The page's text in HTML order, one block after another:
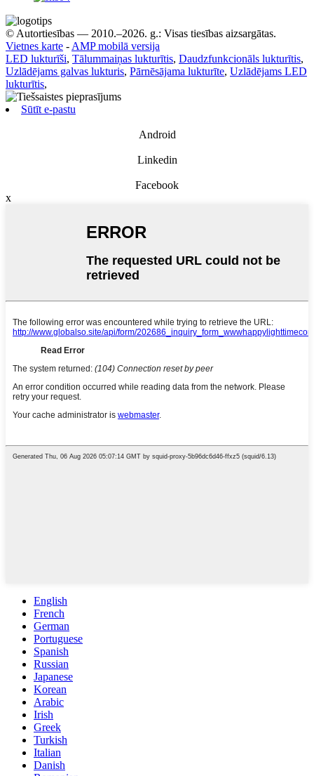
© Autortiesības — 2010.–2026. g.: Visas tiesības aizsargātas.
Vietnes karte - AMP mobilā versija
LED lukturīši, Tālummaiņas lukturītis, Daudzfunkcionāls lukturītis,
Uzlādējams galvas lukturis, Pārnēsājama lukturīte, Uzlādējams LED
lukturītis,
Sūtīt e-pastu
Android
Linkedin
Facebook
x
English
French
German
Portuguese
Spanish
Russian
Japanese
Korean
Arabic
Irish
Greek
Turkish
Italian
Danish